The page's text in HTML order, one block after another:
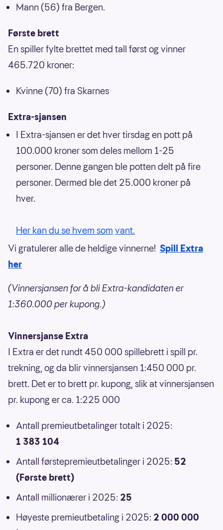
Mann (56) fra Bergen.
Første brett
En spiller fylte brettet med tall først og vinner
465.720 kroner:
Kvinne (70) fra Skarnes
Extra-sjansen
I Extra-sjansen er det hver tirsdag en pott på
100.000 kroner som deles mellom 1-25
personer. Denne gangen ble potten delt på fire
personer. Dermed ble det 25.000 kroner på
hver.
Her kan du se hvem som vant.
Vi gratulerer alle de heldige vinnerne! Spill Extra
her
(Vinnersjansen for å bli Extra-kandidaten er
1:360.000 per kupong.)
Vinnersjanse Extra
I Extra er det rundt 450 000 spillebrett i spill pr.
trekning, og da blir vinnersjansen 1:450 000 pr.
brett. Det er to brett pr. kupong, slik at vinnersjansen
pr. kupong er ca. 1:225 000
Antall premieutbetalinger totalt i 2025:
1 383 104
Antall førstepremieutbetalinger i 2025: 52
(Første brett)
Antall millionærer i 2025: 25
Høyeste premieutbetaling i 2025: 2 000 000